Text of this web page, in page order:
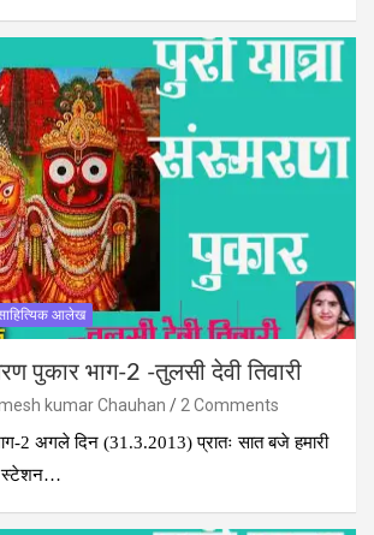
साहित्यिक आलेख
पुकार भाग-2 -तुलसी देवी तिवारी
kumar Chauhan
2 Comments
2 अगले दिन (31.3.2013) प्रातः सात बजे हमारी
स्टेशन…